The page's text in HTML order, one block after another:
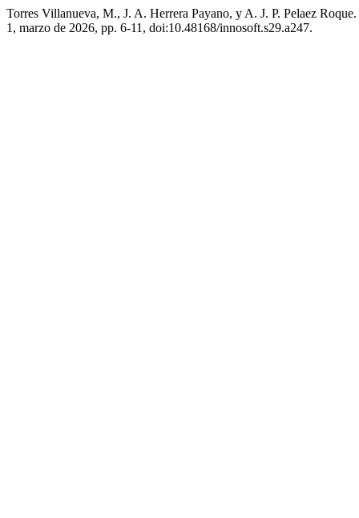
Torres Villanueva, M., J. A. Herrera Payano, y A. J. P. Pelaez
1, marzo de 2026, pp. 6-11, doi:10.48168/innosoft.s29.a247.